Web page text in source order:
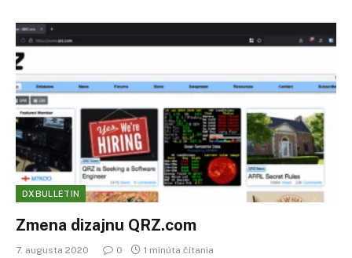
DXBULLETIN
Zmena dizajnu QRZ.com
7. augusta 2020 0 1 minúta čítania